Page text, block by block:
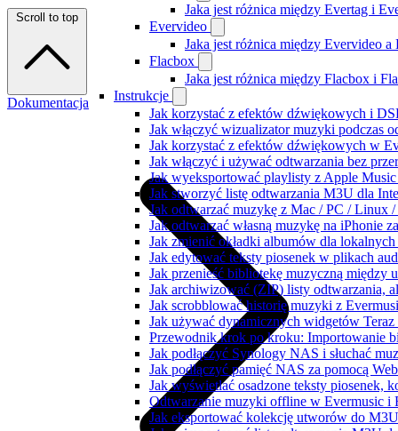
Jaka jest różnica między Evertag i
Evervideo
Jaka jest różnica między Evervideo a
Flacbox
Jaka jest różnica między Flacbox i
Instrukcje
Jak korzystać z efektów dźwiękowych i
Jak włączyć wizualizator muzyki podczas
Jak korzystać z efektów dźwiękowych w
Jak włączyć i używać odtwarzania bez
Jak wyeksportować playlisty z Apple
Jak stworzyć listę odtwarzania M3U dla
Jak odtwarzać muzykę z Mac / PC /
Jak odtwarzać własną muzykę na iPhonie
Jak zmienić okładki albumów dla
Jak edytować teksty piosenek w plikach
Jak przenieść bibliotekę muzyczną
Jak archiwizować (ZIP) listy odtwarzania,
Jak scrobblować historię muzyki z
Jak używać dynamicznych widgetów
Przewodnik krok po kroku: Importowanie
Jak podłączyć Synology NAS i słuchać
Jak podłączyć pamięć NAS za pomocą
Jak wyświetlać osadzone teksty piosenek,
Odtwarzanie muzyki offline w Evermusic i
Jak eksportować kolekcję utworów do
Scroll to top
Dokumentacja